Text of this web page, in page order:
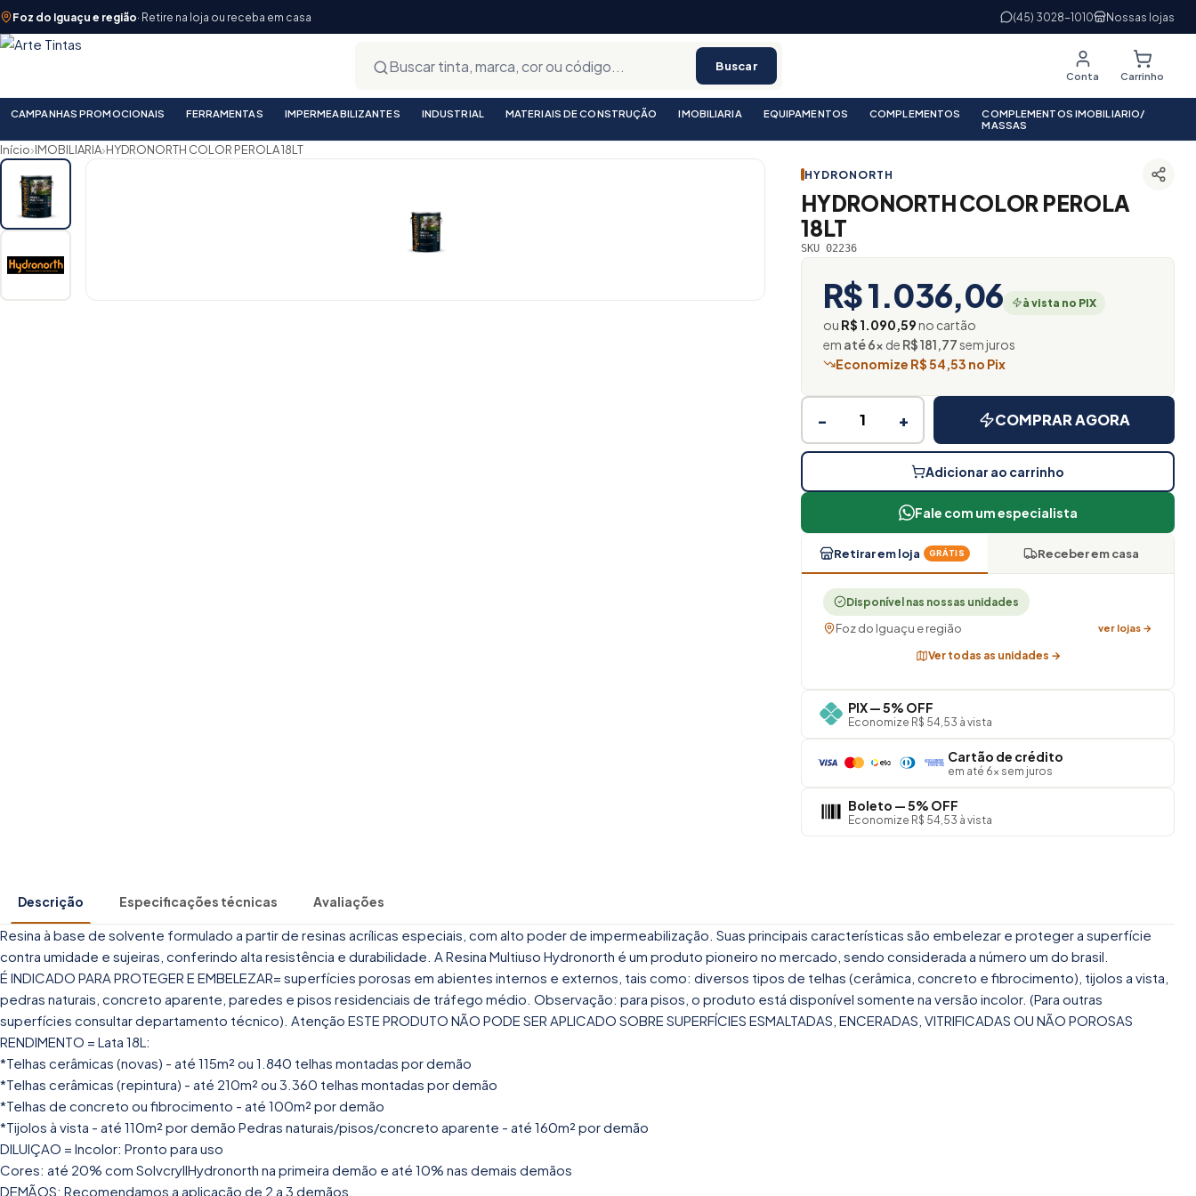
Foz do Iguaçu e região· Retire na loja ou receba em casa (45) 3028-1010 Nossas lojas
Buscar
Conta Carrinho
CAMPANHAS PROMOCIONAIS FERRAMENTAS IMPERMEABILIZANTES INDUSTRIAL MATERIAIS DE CONSTRUÇÃO IMOBILIARIA EQUIPAMENTOS COMPLEMENTOS
COMPLEMENTOS IMOBILIARIO/
MASSAS
Início›IMOBILIARIA›HYDRONORTH COLOR PEROLA 18LT
HYDRONORTH
HYDRONORTH COLOR PEROLA
18LT
SKU 02236
R$ 1.036,06 à vista no PIX
ou R$ 1.090,59no cartão
em até 6× de R$ 181,77 sem juros
Economize R$ 54,53 no Pix
− + COMPRAR AGORA
Adicionar ao carrinho
Fale com um especialista
Retirar em loja GRÁTIS Receber em casa
Disponível nas nossas unidades
Foz do Iguaçu e região ver lojas →
Ver todas as unidades →
PIX — 5% OFF
Economize R$ 54,53 à vista
Cartão de crédito
em até 6× sem juros
Boleto — 5% OFF
Economize R$ 54,53 à vista
Descrição Especificações técnicas Avaliações
Resina à base de solvente formulado a partir de resinas acrílicas especiais, com alto poder de impermeabilização. Suas principais características são embelezar e proteger a superfície
contra umidade e sujeiras, conferindo alta resistência e durabilidade. A Resina Multiuso Hydronorth é um produto pioneiro no mercado, sendo considerada a número um do brasil.
É INDICADO PARA PROTEGER E EMBELEZAR= superfícies porosas em abientes internos e externos, tais como: diversos tipos de telhas (cerâmica, concreto e fibrocimento), tijolos a vista,
pedras naturais, concreto aparente, paredes e pisos residenciais de tráfego médio. Observação: para pisos, o produto está disponível somente na versão incolor. (Para outras
superfícies consultar departamento técnico). Atenção ESTE PRODUTO NÃO PODE SER APLICADO SOBRE SUPERFÍCIES ESMALTADAS, ENCERADAS, VITRIFICADAS OU NÃO POROSAS
RENDIMENTO = Lata 18L:
*Telhas cerâmicas (novas) - até 115m² ou 1.840 telhas montadas por demão
*Telhas cerâmicas (repintura) - até 210m² ou 3.360 telhas montadas por demão
*Telhas de concreto ou fibrocimento - até 100m² por demão
*Tijolos à vista - até 110m² por demão Pedras naturais/pisos/concreto aparente - até 160m² por demão
DILUIÇAO = Incolor: Pronto para uso
Cores: até 20% com SolvcryllHydronorth na primeira demão e até 10% nas demais demãos
DEMÃOS: Recomendamos a aplicação de 2 a 3 demãos.